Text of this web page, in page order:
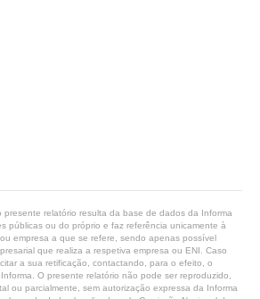
presente relatório resulta da base de dados da Informa
públicas ou do próprio e faz referência unicamente à
empresa a que se refere, sendo apenas possível
que realiza a respetiva empresa ou ENI. Caso
a sua retificação, contactando, para o efeito, o
O presente relatório não pode ser reproduzido,
ou parcialmente, sem autorização expressa da Informa